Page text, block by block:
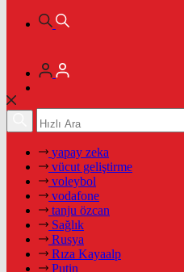
yapay zeka
vücut geliştirme
voleybol
vodafone
tanju özcan
Sağlık
Rusya
Rıza Kayaalp
Putin